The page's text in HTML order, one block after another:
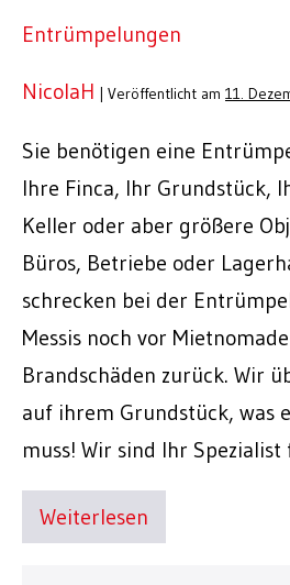
Entrümpelungen
NicolaH | Veröffentlicht am 11.
Sie benötigen eine
Ihre Finca, Ihr Grundstück,
Keller oder aber größere
Büros, Betriebe oder
schrecken bei der
Messis noch vor
Brandschäden zurück. Wir
auf ihrem Grundstück, was
muss! Wir sind Ihr
Weiterlesen